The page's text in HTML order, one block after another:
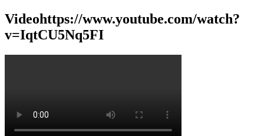
Videohttps://www.youtube.com/watch?
v=IqtCU5Nq5FI